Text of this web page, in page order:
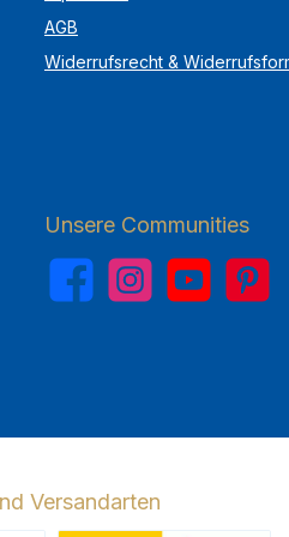
AGB
Widerrufsrecht &
Unsere Communities
FacebookInstagramYouTubePinterest
Versandarten